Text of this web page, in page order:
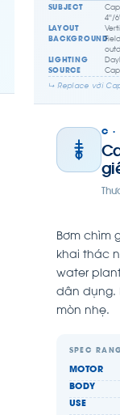
SUBJECT
4''/
LAYOUT
BACKGROUND
LIGHTING
SOURCE
↳ Replace với
C ·
Bơm chìm
khai thác
water
dân dụng.
mòn nhẹ.
SPEC
MOTOR
BODY
USE